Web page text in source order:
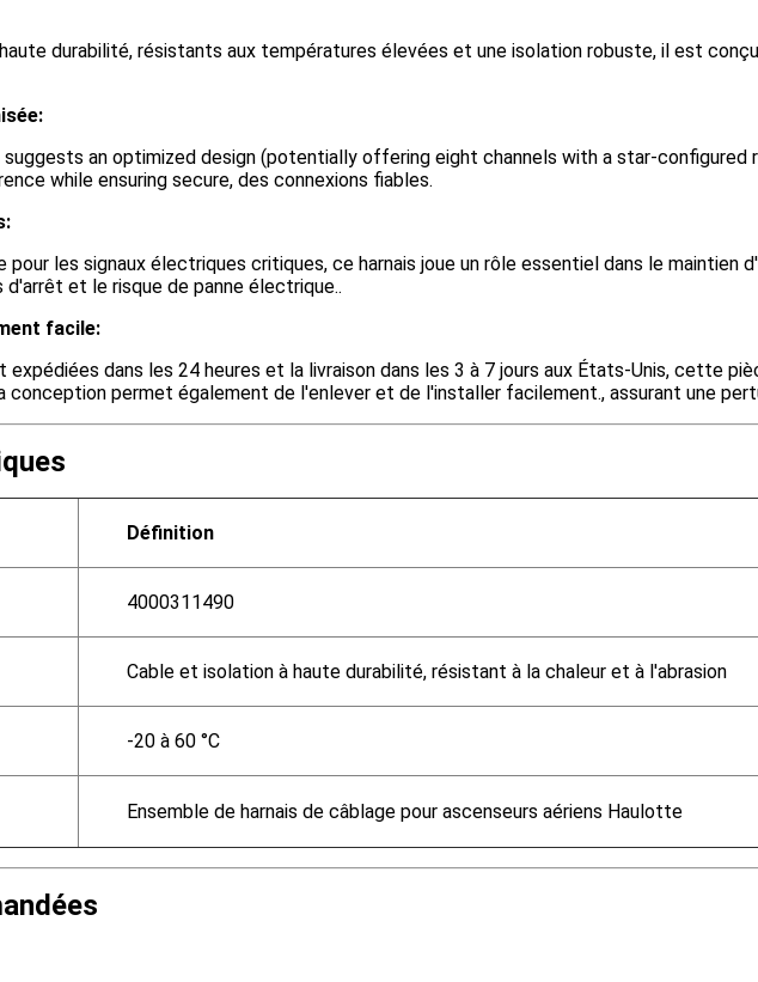
durabilité, résistants aux températures élevées et une isolation robuste, il est
suggests an optimized design (potentially offering eight channels with a star-
while ensuring secure, des connexions fiables.
pour les signaux électriques critiques, ce harnais joue un rôle essentiel dans le maintien
et le risque de panne électrique..
facile:
dans les 24 heures et la livraison dans les 3 à 7 jours aux États-Unis, cette
conception permet également de l'enlever et de l'installer facilement., assurant une
Définition
4000311490
Cable et isolation à haute durabilité, résistant à la chaleur et à l'abrasion
-20 à 60 °C
Ensemble de harnais de câblage pour ascenseurs aériens Haulotte